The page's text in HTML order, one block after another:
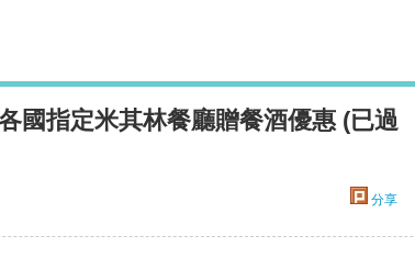
國指定米其林餐廳贈餐酒優惠 (已過
分享